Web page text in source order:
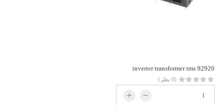
inverter transformer tms 92920
(0 نظر)